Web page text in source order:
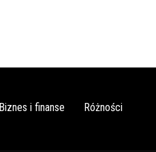
Biznes i finanse Różności